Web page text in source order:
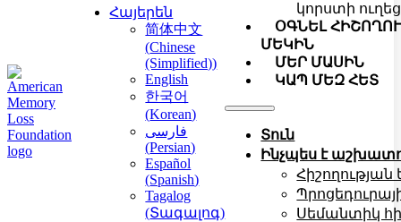
Հայերեն
简体中文
(Chinese
(Simplified))
English
한국어
(Korean)
فارسی
(Persian)
Español
(Spanish)
Tagalog
(Տագալոգ)
կորստի
ՕԳՆԵԼ
ՄԵԿԻՆ
ՄԵՐ ՄԱՍԻՆ
ԿԱՊ ՄԵԶ ՀԵՏ
Տուն
Ինչպես է
Սեմանտիկ